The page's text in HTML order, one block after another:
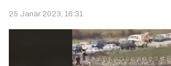
25 Janar 2023, 16:31